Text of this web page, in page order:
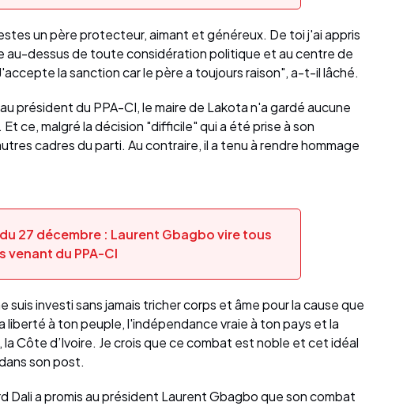
un père protecteur, aimant et généreux. De toi j'ai appris
au-dessus de toute considération politique et au centre de
la sanction car le père a toujours raison", a-t-il lâché.
président du PPA-CI, le maire de Lakota n'a gardé aucune
ce, malgré la décision "difficile" qui a été prise à son
cadres du parti. Au contraire, il a tenu à rendre hommage
27 décembre : Laurent Gbagbo vire tous
venant du PPA-CI
suis investi sans jamais tricher corps et âme pour la cause que
liberté à ton peuple, l'indépendance vraie à ton pays et la
Côte d’Ivoire. Je crois que ce combat est noble et cet idéal
son post.
Dali a promis au président Laurent Gbagbo que son combat